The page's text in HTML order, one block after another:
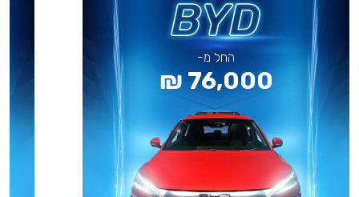
החל מ-
76,000 ₪